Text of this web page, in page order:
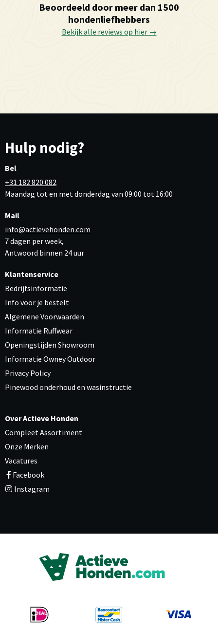
Beoordeeld door meer dan 1500
hondenliefhebbers
Bekijk alle reviews op hier →
Hulp nodig?
Bel
+31 182 820 082
Maandag tot en met donderdag van 09:00 tot 16:00
Mail
info@actievehonden.com
7 dagen per week,
Antwoord binnen 24 uur
Klantenservice
Bedrijfsinformatie
Info voor je bestelt
Algemene Voorwaarden
Informatie Ruffwear
Openingstijden Showroom
Informatie Owney Outdoor
Privacy Policy
Pinewood onderhoud en wasinstructie
Over Actieve Honden
Compleet Assortiment
Onze Merken
Vacatures
Facebook
Instagram